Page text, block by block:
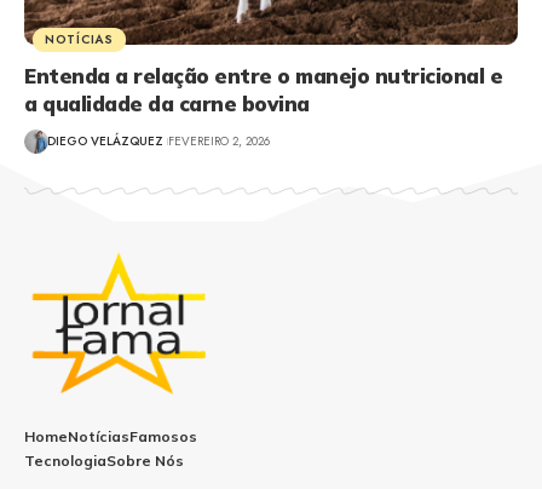
NOTÍCIAS
Entenda a relação entre o manejo nutricional e
a qualidade da carne bovina
DIEGO VELÁZQUEZ FEVEREIRO 2, 2026
HomeNotíciasFamosos
TecnologiaSobre Nós